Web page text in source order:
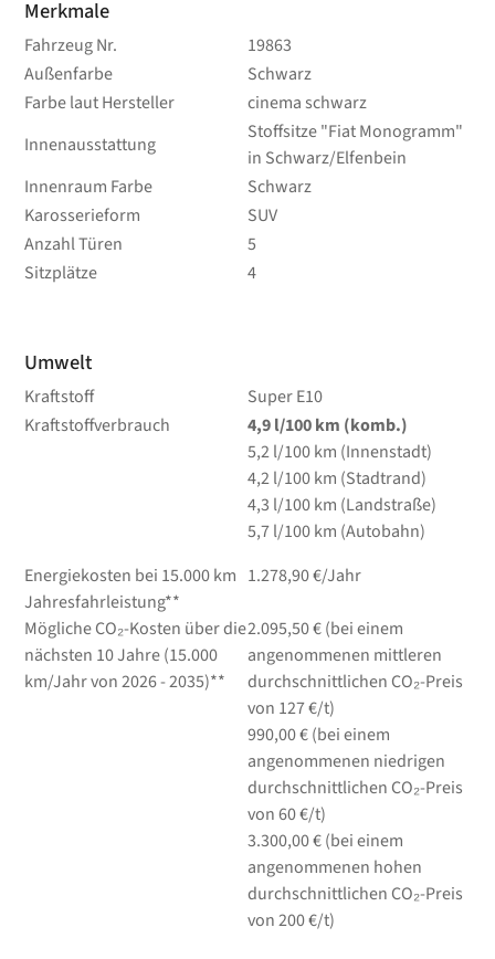
Merkmale
Fahrzeug Nr.
19863
Außenfarbe
Schwarz
Farbe laut Hersteller
cinema schwarz
Innenausstattung
Stoffsitze "Fiat Monogramm"
in Schwarz/Elfenbein
Innenraum Farbe
Schwarz
Karosserieform
SUV
Anzahl Türen
5
Sitzplätze
4
Umwelt
Kraftstoff
Super E10
Kraftstoffverbrauch
4,9l/100 km (komb.)
5,2l/100 km (Innenstadt)
4,2l/100 km (Stadtrand)
4,3 l/100 km (Landstraße)
5,7l/100 km (Autobahn)
Energiekosten bei 15.000 km
Jahresfahrleistung**
1.278,90 €/Jahr
Mögliche CO₂-Kosten über die
nächsten 10 Jahre (15.000
km/Jahr von 2026 - 2035)**
2.095,50 € (bei einem
angenommenen mittleren
durchschnittlichen CO₂-Preis
von 127 €/t)
990,00 € (bei einem
angenommenen niedrigen
durchschnittlichen CO₂-Preis
von 60 €/t)
3.300,00 € (bei einem
angenommenen hohen
durchschnittlichen CO₂-Preis
von 200 €/t)